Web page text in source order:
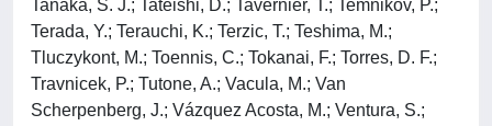
Tanaka, S. J.; Tateishi, D.; Tavernier, T.; Temnikov, P.;
Terada, Y.; Terauchi, K.; Terzic, T.; Teshima, M.;
Tluczykont, M.; Toennis, C.; Tokanai, F.; Torres, D. F.;
Travnicek, P.; Tutone, A.; Vacula, M.; Van
Scherpenberg, J.; Vázquez Acosta, M.; Ventura, S.;